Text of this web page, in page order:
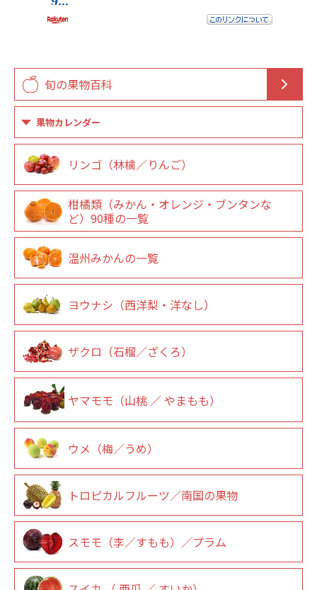
旬の果物百科
果物カレンダー
リンゴ（林檎／りんご）
柑橘類（みかん・オレンジ・ブンタンな
ど）90種の一覧
温州みかんの一覧
ヨウナシ（西洋梨・洋なし）
ザクロ（石榴／ざくろ）
ヤマモモ（山桃 ／ やまもも）
ウメ（梅／うめ）
トロピカルフルーツ／南国の果物
スモモ（李／すもも）／プラム